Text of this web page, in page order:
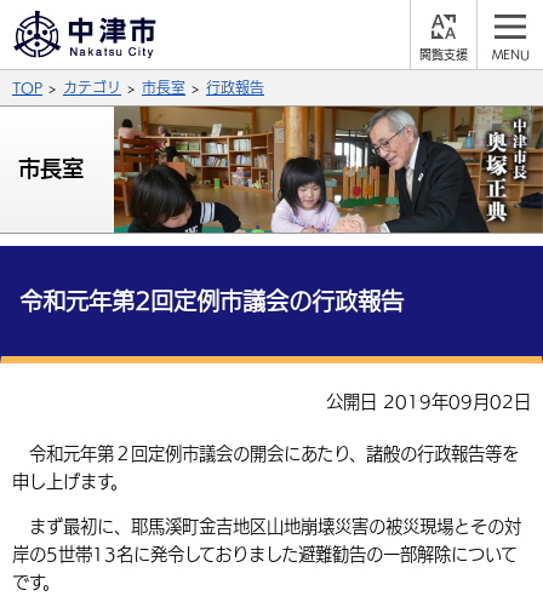
やさしい日本語
ふりがなをつける
背景色
青
文字の大きさ
拡大 標準 縮小
英語（English） 中国語（簡体字）
サイト内検索
くらしの情報
福祉・介護 健康・予防
税金 住宅・インフラ
環境・衛生
入札・契約
農林水産業 税金
都市整備
子育て・教育
施設情報 子どもを預ける
手当・助成
観光・移住
観光なび
市政情報
TOP カテゴリ 市長室 行政報告
市長室
令和元年第2回定例市議会の行政報告
公開日 2019年09月02日
令和元年第２回定例市議会の開会にあたり、諸般の行政報告等を
申し上げます。
まず最初に、耶馬溪町金吉地区山地崩壊災害の被災現場とその対
岸の5世帯13名に発令しておりました避難勧告の一部解除について
です。